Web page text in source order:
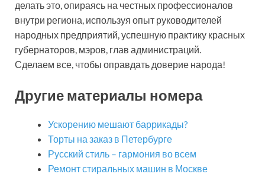
делать это, опираясь на честных профессионалов
внутри региона, используя опыт руководителей
народных предприятий, успешную практику красных
губернаторов, мэров, глав администраций.
Сделаем все, чтобы оправдать доверие народа!
Другие материалы номера
Ускорению мешают баррикады?
Торты на заказ в Петербурге
Русский стиль – гармония во всем
Ремонт стиральных машин в Москве